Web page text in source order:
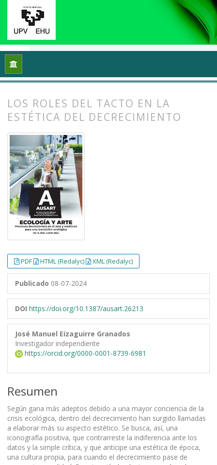
Inicio
LOS ROLES DEL TACTO EN LA
ESTÉTICA DEL DECRECIMIENTO
PDF HTML (Redalyc) XML (Redalyc)
Publicado 08-07-2024
DOI https://doi.org/10.1387/ausart.26213
José Manuel Eizaguirre Granados
Investigador independiente
https://orcid.org/0000-0001-8739-6981
Resumen
Según gana más adeptos debido a una mayor conciencia de la
crisis ecológica, dentro del decrecimiento han surgido llamadas
a elaborar más su aspecto estético. Se busca, así, una
iconografía positiva, que contrarreste la indiferencia ante los
datos y la simple crítica, y que anticipe una estética de época,
una cultura propia, para cuando el decrecimiento pase de